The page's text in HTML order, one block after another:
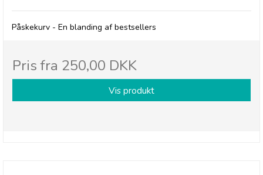
Påskekurv - En blanding af bestsellers
Pris fra 250,00 DKK
Vis produkt